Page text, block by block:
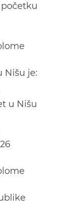
Nišu je:
u Nišu